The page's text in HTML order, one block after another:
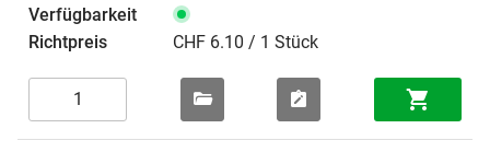
CHF 6.10 / 1 Stück